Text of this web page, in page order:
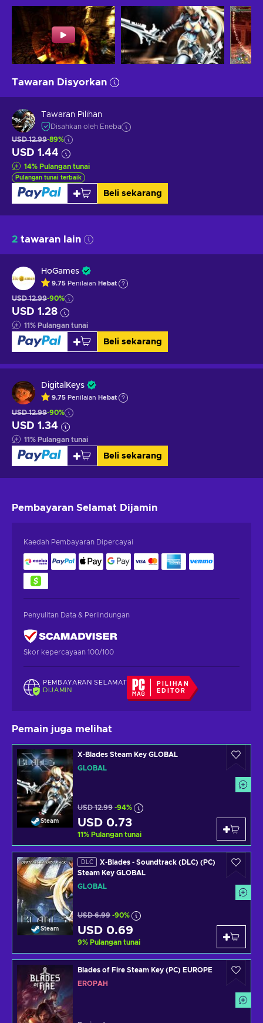
Tawaran Disyorkan
Tawaran Pilihan
Disahkan oleh Eneba
USD 12.99-89%
USD 1.44
14% Pulangan tunai
Pulangan tunai terbaik
Beli sekarang
2 tawaran lain
HoGames
9.75 Penilaian Hebat
USD 12.99-90%
USD 1.28
11% Pulangan tunai
Beli sekarang
DigitalKeys
9.75 Penilaian Hebat
USD 12.99-90%
USD 1.34
11% Pulangan tunai
Beli sekarang
Pembayaran Selamat Dijamin
Kaedah Pembayaran Dipercayai
Penyulitan Data & Perlindungan
Skor kepercayaan 100/100
PEMBAYARAN SELAMAT
DIJAMIN
PILIHAN
EDITOR
Pemain juga melihat
Steam
X-Blades Steam Key GLOBAL
GLOBAL
USD 12.99 -94%
USD 0.73
11% Pulangan tunai
Steam
DLC
X-Blades - Soundtrack (DLC) (PC)
Steam Key GLOBAL
GLOBAL
USD 6.99 -90%
USD 0.69
9% Pulangan tunai
Blades of Fire Steam Key (PC) EUROPE
EROPAH